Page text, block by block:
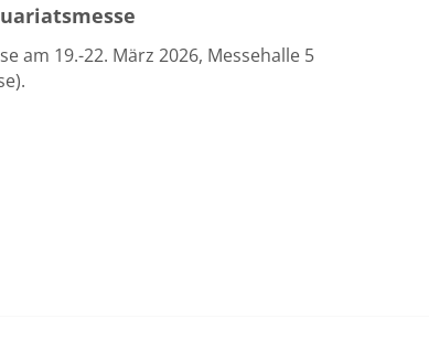
am 19.-22. März 2026, Messehalle 5